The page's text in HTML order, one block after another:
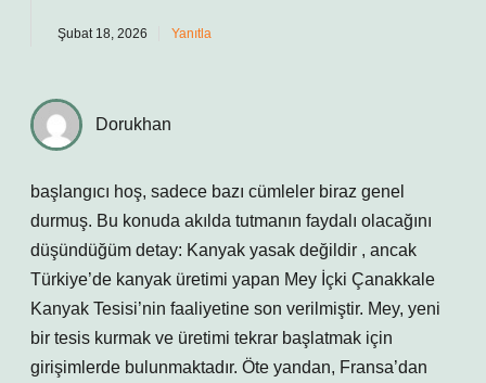
Şubat 18, 2026 Yanıtla
Dorukhan
başlangıcı hoş, sadece bazı cümleler biraz genel
durmuş. Bu konuda akılda tutmanın faydalı olacağını
düşündüğüm detay: Kanyak yasak değildir , ancak
Türkiye’de kanyak üretimi yapan Mey İçki Çanakkale
Kanyak Tesisi’nin faaliyetine son verilmiştir. Mey, yeni
bir tesis kurmak ve üretimi tekrar başlatmak için
girişimlerde bulunmaktadır. Öte yandan, Fransa’dan